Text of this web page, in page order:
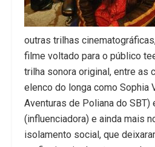
outras trilhas
filme voltado para o público
trilha sonora original, entre as
elenco do longa como Sophia
Aventuras de Poliana do SBT)
(influenciadora) e ainda mais
isolamento social, que